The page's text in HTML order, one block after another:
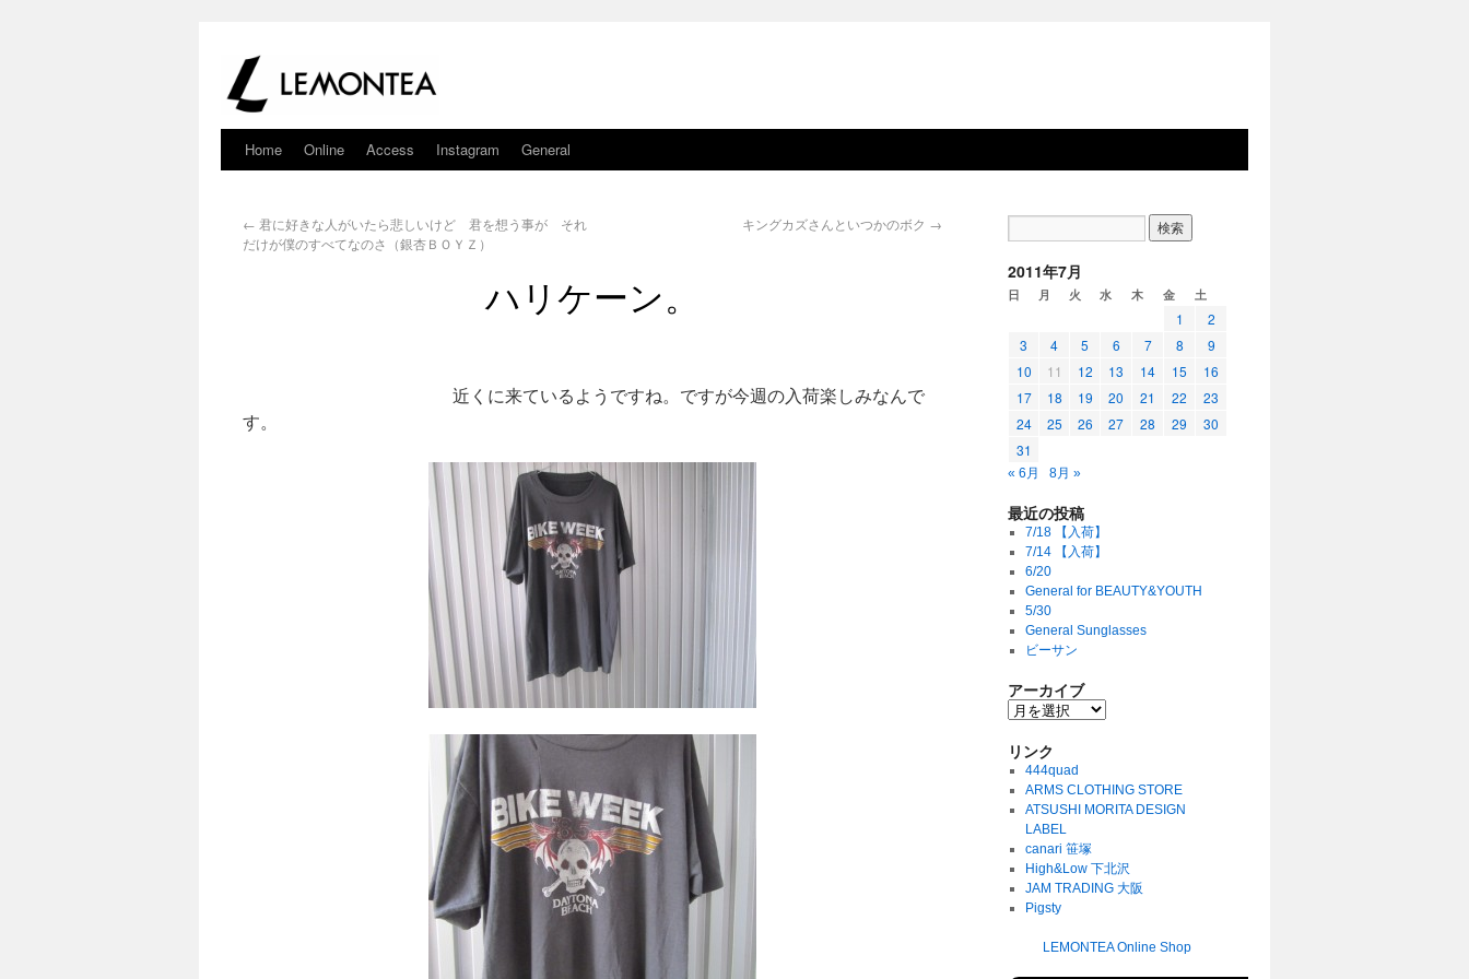
Home Online Access Instagram General
← 君に好きな人がいたら悲しいけど 君を想う事が それ
だけが僕のすべてなのさ（銀杏ＢＯＹＺ）
キングカズさんといつかのボク →
ハリケーン。
近くに来ているようですね。ですが今週の入荷楽しみなんで
す。
2011年7月
日 月 火 水 木 金 土
1
2
3
4 5 6 7 8
9
10
11 12 13 14 15
16
17
18 19 20 21 22
23
24
25 26 27 28 29
30
31
« 6月 8月 »
最近の投稿
7/18 【入荷】
7/14 【入荷】
6/20
General for BEAUTY&YOUTH
5/30
General Sunglasses
ビーサン
アーカイブ
リンク
444quad
ARMS CLOTHING STORE
ATSUSHI MORITA DESIGN
LABEL
canari 笹塚
High&Low 下北沢
JAM TRADING 大阪
Pigsty
LEMONTEA Online Shop